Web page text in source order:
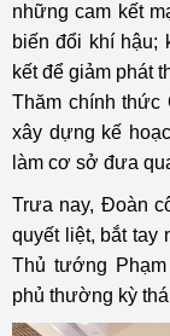
những cam kết
biến đổi khí hậu;
kết để giảm phát
Thăm chính thức
xây dựng kế
làm cơ sở đưa
Trưa nay, Đoàn
quyết liệt, bắt tay
Thủ tướng
phủ thường kỳ